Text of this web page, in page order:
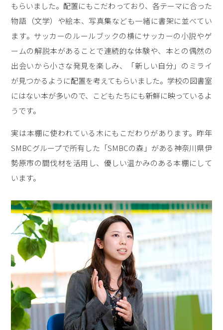
もらいました。配置にもこだわっており、各テーマに合った
物語（文学）や絵本、写真集なども一緒に書架に並べてい
ます。サッカーのルールブックの横にサッカーの小説やゲ
ームの解説本があることで連続的な体験や、本との偶然の
出会いから小さな発見を楽しみ、「新しい自分」のミライ
が見つかるように配置を考えてもらいました。学校の図書室
にはない本が多いので、こどもたちにも新鮮に映っているよ
うです。
実は本棚に使われている木にもこだわりがあります。昨年
SMBCグループで所有した「SMBCの森」がある神奈川県伊
勢原市の間伐材を活用し、優しい温かみのある本棚にして
います。